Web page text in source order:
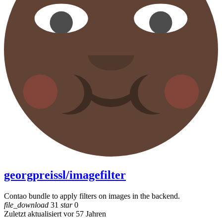
georgpreissl/imagefilter
Contao bundle to apply filters on images in the backend.
file_download 31 star0
Zuletzt aktualisiert vor 57 Jahren